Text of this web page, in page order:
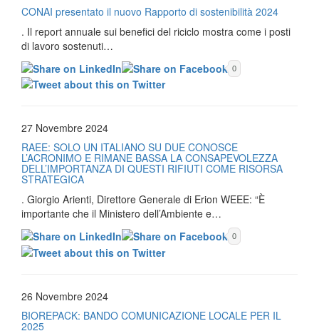
CONAI presentato il nuovo Rapporto di sostenibilità 2024
. Il report annuale sui benefici del riciclo mostra come i posti
di lavoro sostenuti…
0
27 Novembre 2024
RAEE: SOLO UN ITALIANO SU DUE CONOSCE
L’ACRONIMO E RIMANE BASSA LA CONSAPEVOLEZZA
DELL’IMPORTANZA DI QUESTI RIFIUTI COME RISORSA
STRATEGICA
. Giorgio Arienti, Direttore Generale di Erion WEEE: “È
importante che il Ministero dell’Ambiente e…
0
26 Novembre 2024
BIOREPACK: BANDO COMUNICAZIONE LOCALE PER IL
2025